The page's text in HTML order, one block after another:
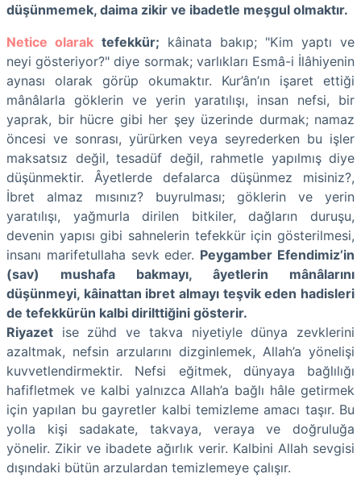
düşünmemek, daima zikir ve ibadetle meşgul olmaktır.
Netice olarak tefekkür; kâinata bakıp; "Kim yaptı ve
neyi gösteriyor?" diye sormak; varlıkları Esmâ-i İlâhiyenin
aynası olarak görüp okumaktır. Kur’ân’ın işaret ettiği
mânâlarla göklerin ve yerin yaratılışı, insan nefsi, bir
yaprak, bir hücre gibi her şey üzerinde durmak; namaz
öncesi ve sonrası, yürürken veya seyrederken bu işler
maksatsız değil, tesadüf değil, rahmetle yapılmış diye
düşünmektir. Âyetlerde defalarca düşünmez misiniz?,
İbret almaz mısınız? buyrulması; göklerin ve yerin
yaratılışı, yağmurla dirilen bitkiler, dağların duruşu,
devenin yapısı gibi sahnelerin tefekkür için gösterilmesi,
insanı marifetullaha sevk eder. Peygamber Efendimiz’in
(sav) mushafa bakmayı, âyetlerin mânâlarını
düşünmeyi, kâinattan ibret almayı teşvik eden hadisleri
de tefekkürün kalbi dirilttiğini gösterir.
Riyazet ise zühd ve takva niyetiyle dünya zevklerini
azaltmak, nefsin arzularını dizginlemek, Allah’a yönelişi
kuvvetlendirmektir. Nefsi eğitmek, dünyaya bağlılığı
hafifletmek ve kalbi yalnızca Allah’a bağlı hâle getirmek
için yapılan bu gayretler kalbi temizleme amacı taşır. Bu
yolla kişi sadakate, takvaya, veraya ve doğruluğa
yönelir. Zikir ve ibadete ağırlık verir. Kalbini Allah sevgisi
dışındaki bütün arzulardan temizlemeye çalışır.